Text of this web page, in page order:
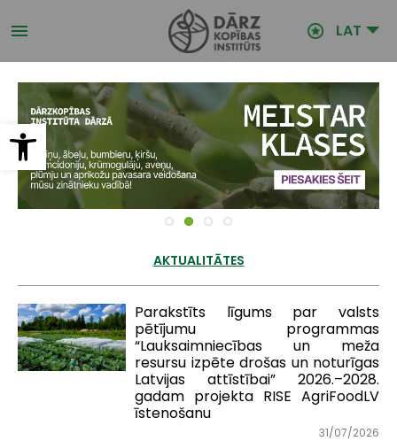
Open toolbar
uz
galveno LAT
AKTUALITĀTES
Parakstīts līgums par valsts
pētījumu programmas
“Lauksaimniecības un meža
resursu izpēte drošas un noturīgas
Latvijas attīstībai” 2026.–2028.
gadam projekta RISE AgriFoodLV
īstenošanu
31/07/2026